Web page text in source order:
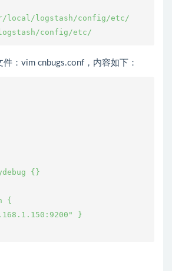
local/logstash/config/etc/
config/etc/
：vim cnbugs.conf，内容如下：
{}
{
}